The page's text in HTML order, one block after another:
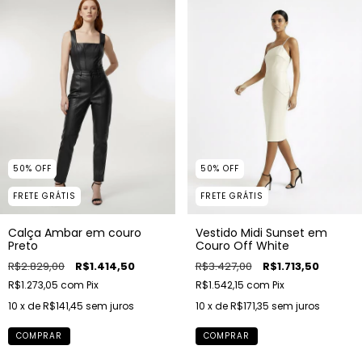
50% OFF
FRETE GRÁTIS
Calça Ambar em couro
Preto
R$2.829,00 R$1.414,50
R$1.273,05 com Pix
10 x deR$141,45 sem juros
COMPRAR
50% OFF
FRETE GRÁTIS
Vestido Midi Sunset em
Couro Off White
R$3.427,00 R$1.713,50
R$1.542,15 com Pix
10 x deR$171,35 sem juros
COMPRAR